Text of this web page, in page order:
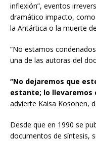
inflexión”, eventos
dramático impacto,
la Antártica o la muerte
“No estamos
una de las autoras del
“No dejaremos que
estante; lo llevaremos
advierte Kaisa Kosonen,
Desde que en 1990 se
documentos de síntesis,